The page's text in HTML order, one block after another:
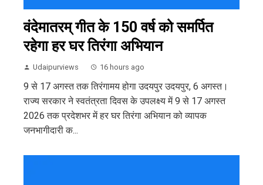
वंदेमातरम् गीत के 150 वर्ष को समर्पित
रहेगा हर घर तिरंगा अभियान
Udaipurviews 16 hours ago
9 से 17 अगस्त तक तिरंगामय होगा उदयपुर उदयपुर, 6 अगस्त।
राज्य सरकार ने स्वतंत्रता दिवस के उपलक्ष्य में 9 से 17 अगस्त
2026 तक प्रदेशभर में हर घर तिरंगा अभियान को व्यापक
जनभागीदारी क...